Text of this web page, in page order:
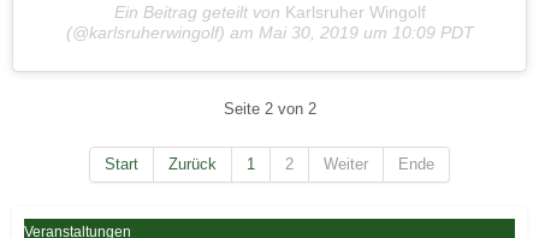
Ein Beitrag geteilt von Karlsruher Wingolf
(@karlsruherwingolf) am Mai 30, 2019 um 10:09 PDT
Seite 2 von 2
Start Zurück 1 2 Weiter Ende
Veranstaltungen